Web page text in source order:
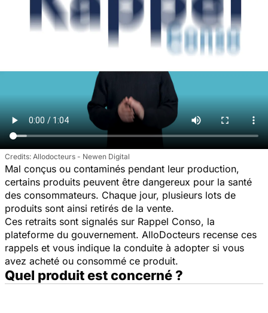
Allodocteurs - Newen Digital
Mal conçus ou contaminés pendant leur production,
certains produits peuvent être dangereux pour la santé
des consommateurs. Chaque jour, plusieurs lots de
produits sont ainsi retirés de la vente.
Ces retraits sont signalés sur Rappel Conso, la
plateforme du gouvernement. AlloDocteurs recense ces
rappels et vous indique la conduite à adopter si vous
avez acheté ou consommé ce produit.
Quel produit est concerné ?